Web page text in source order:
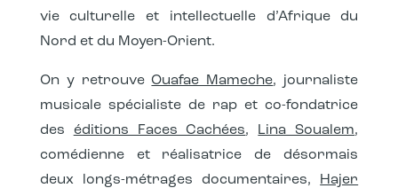
vie culturelle et intellectuelle d’Afrique du
Nord et du Moyen-Orient.
On y retrouveOuafae Mameche, journaliste
musicale spécialiste de rap et co-fondatrice
des éditions Faces Cachées, Lina Soualem,
comédienne et réalisatrice de désormais
deux longs-métrages documentaires,
Hajer